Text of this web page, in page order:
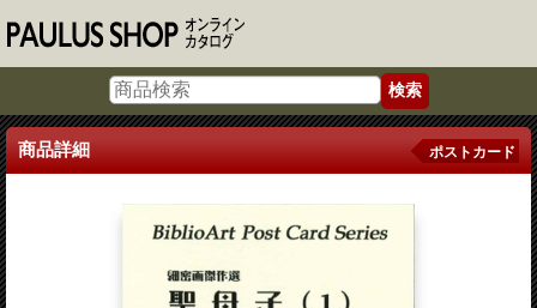
商品詳細 ポストカード